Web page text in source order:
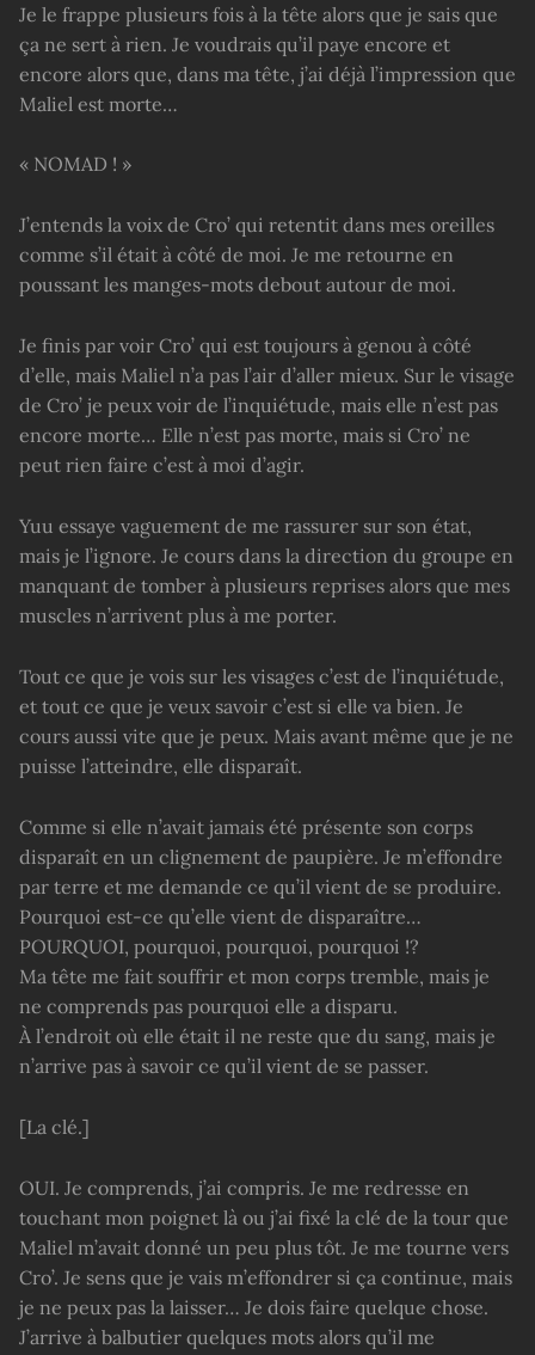
Je le frappe plusieurs fois à la tête alors que je sais que
ça ne sert à rien. Je voudrais qu’il paye encore et
encore alors que, dans ma tête, j’ai déjà l’impression que
Maliel est morte…
« NOMAD ! »
J’entends la voix de Cro’ qui retentit dans mes oreilles
comme s’il était à côté de moi. Je me retourne en
poussant les manges-mots debout autour de moi.
Je finis par voir Cro’ qui est toujours à genou à côté
d’elle, mais Maliel n’a pas l’air d’aller mieux. Sur le visage
de Cro’ je peux voir de l’inquiétude, mais elle n’est pas
encore morte… Elle n’est pas morte, mais si Cro’ ne
peut rien faire c’est à moi d’agir.
Yuu essaye vaguement de me rassurer sur son état,
mais je l’ignore. Je cours dans la direction du groupe en
manquant de tomber à plusieurs reprises alors que mes
muscles n’arrivent plus à me porter.
Tout ce que je vois sur les visages c’est de l’inquiétude,
et tout ce que je veux savoir c’est si elle va bien. Je
cours aussi vite que je peux. Mais avant même que je ne
puisse l’atteindre, elle disparaît.
Comme si elle n’avait jamais été présente son corps
disparaît en un clignement de paupière. Je m’effondre
par terre et me demande ce qu’il vient de se produire.
Pourquoi est-ce qu’elle vient de disparaître…
POURQUOI, pourquoi, pourquoi, pourquoi !?
Ma tête me fait souffrir et mon corps tremble, mais je
ne comprends pas pourquoi elle a disparu.
À l’endroit où elle était il ne reste que du sang, mais je
n’arrive pas à savoir ce qu’il vient de se passer.
[La clé.]
OUI. Je comprends, j’ai compris. Je me redresse en
touchant mon poignet là ou j’ai fixé la clé de la tour que
Maliel m’avait donné un peu plus tôt. Je me tourne vers
Cro’. Je sens que je vais m’effondrer si ça continue, mais
je ne peux pas la laisser… Je dois faire quelque chose.
J’arrive à balbutier quelques mots alors qu’il me